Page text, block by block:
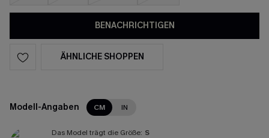
BENACHRICHTIGEN
ÄHNLICHE SHOPPEN
Modell-Angaben CM IN
Das Model trägt die Größe: S